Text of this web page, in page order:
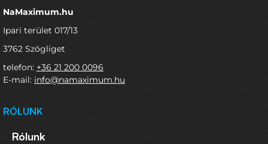
NaMaximum.hu
Ipari terület 017/13
3762 Szögliget
telefon: +36 21 200 0096
E-mail: info@namaximum.hu
RÓLUNK
Rólunk